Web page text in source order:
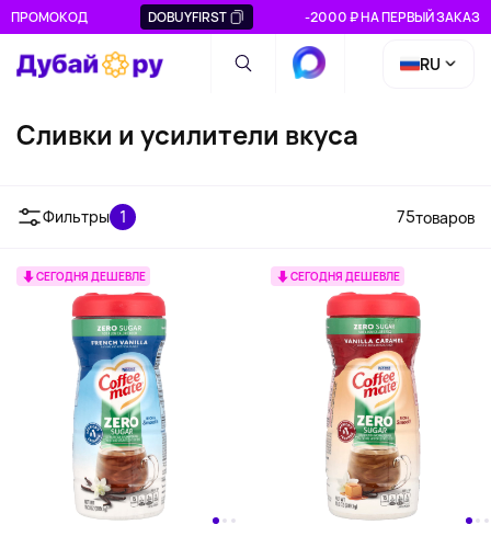
ПРОМОКОД DOBUYFIRST -2000 ₽ НА ПЕРВЫЙ ЗАКАЗ
RU
Сливки и усилители вкуса
Фильтры 1 75товаров
СЕГОДНЯ ДЕШЕВЛЕ СЕГОДНЯ ДЕШЕВЛЕ